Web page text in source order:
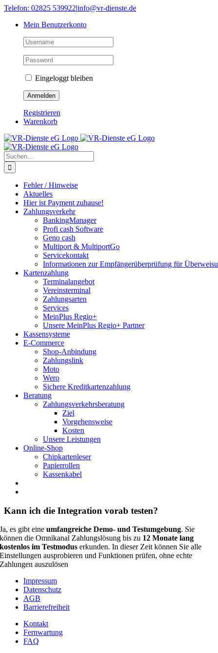
Skip
content
Telefon: 02825 539922|info@vr-dienste.de
Mein Benutzerkonto
Eingeloggt bleiben
Registrieren
Warenkorb
Suche
nach:
Fehler / Hinweise
Aktuelles
Hier ist Payment zuhause!
Zahlungsverkehr
BankingManager
Profi cash Software
Geno cash
Multiport & MultiportGo
Servicekontakt
Informationen zur Empfängerüberprüfung für
Kartenzahlung
Terminalangebot
Vereinsterminal
Zahlungsarten
Services
MeinPlus Regio+
Unsere MeinPlus Regio+ Partner
Kassensysteme
E-Commerce
Shop-Anbindung
Zahlungslink
Moto
Wero
Sichere Kreditkartenzahlung
Beratung
Zahlungsverkehrsberatung
Ziel
Vorgehensweise
Kosten
Unsere Leistungen
Online-Shop
Chipkartenleser
Papierrollen
Kassenkabel
Kann ich die Integration vorab testen?
Ja, es gibt eineumfangreiche Demo- und Testumgebung. Sie
können die Omnikanal Zahlungslösung bis zu 12 Monate lang
kostenlos im Testmodus erkunden. In dieser Zeit können Sie alle
Einstellungen ausprobieren und Funktionen prüfen, ohne echte
Zahlungen auszulösen
Impressum
Datenschutz
AGB
Barrierefreiheit
Kontakt
Fernwartung
FAQ